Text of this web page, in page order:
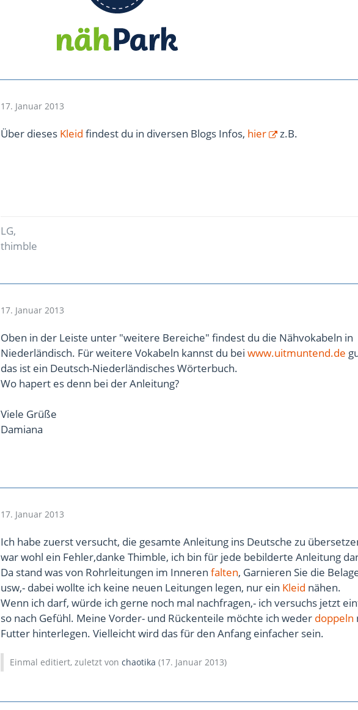
17. Januar 2013
Über dieses Kleid findest du in diversen Blogs Infos, hier z.B.
LG,
thimble
17. Januar 2013
Oben in der Leiste unter "weitere Bereiche" findest du die Nähvokabeln in
Niederländisch. Für weitere Vokabeln kannst du bei www.uitmuntend.de
das ist ein Deutsch-Niederländisches Wörterbuch.
Wo hapert es denn bei der Anleitung?
Viele Grüße
Damiana
17. Januar 2013
Ich habe zuerst versucht, die gesamte Anleitung ins Deutsche zu
war wohl ein Fehler,danke Thimble, ich bin für jede bebilderte Anleitung
Da stand was von Rohrleitungen im Inneren falten, Garnieren Sie die
usw,- dabei wollte ich keine neuen Leitungen legen, nur ein Kleid nähen.
Wenn ich darf, würde ich gerne noch mal nachfragen,- ich versuchs jetzt
so nach Gefühl. Meine Vorder- und Rückenteile möchte ich weder doppeln
Futter hinterlegen. Vielleicht wird das für den Anfang einfacher sein.
Einmal editiert, zuletzt von chaotika (17. Januar 2013)